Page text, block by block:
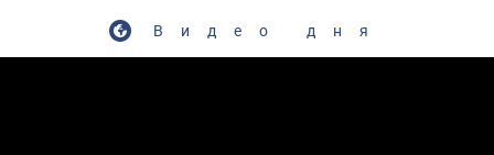
Видео дня